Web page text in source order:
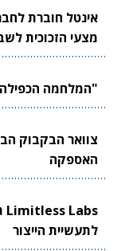
אינטל חוברת
מצעי הזכוכית
"המלחמה הכפילה פי 5 את שוק הייצור
האספקה
לתעשיית הייצור